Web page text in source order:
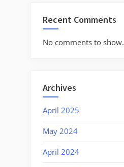
Recent Comments
No comments to show.
Archives
April 2025
May 2024
April 2024